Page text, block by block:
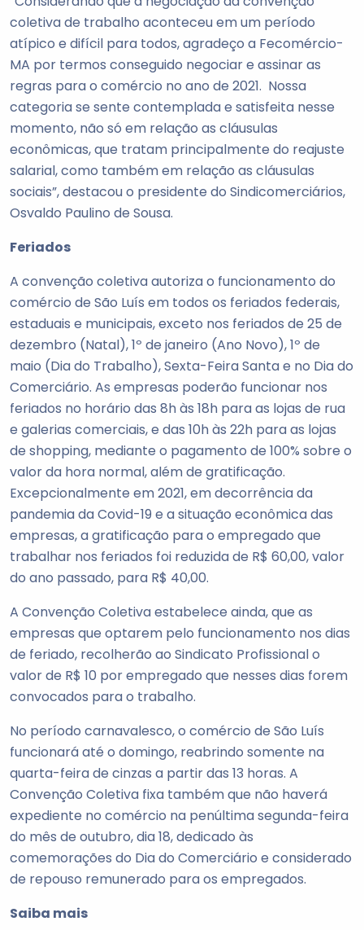
coletiva de trabalho aconteceu em um período
atípico e difícil para todos, agradeço a Fecomércio-
MA por termos conseguido negociar e assinar as
regras para o comércio no ano de 2021. Nossa
categoria se sente contemplada e satisfeita nesse
momento, não só em relação as cláusulas
econômicas, que tratam principalmente do reajuste
salarial, como também em relação as cláusulas
sociais”, destacou o presidente do Sindicomerciários,
Osvaldo Paulino de Sousa.
Feriados
A convenção coletiva autoriza o funcionamento do
comércio de São Luís em todos os feriados federais,
estaduais e municipais, exceto nos feriados de 25 de
dezembro (Natal), 1º de janeiro (Ano Novo), 1º de
maio (Dia do Trabalho), Sexta-Feira Santa e no Dia do
Comerciário. As empresas poderão funcionar nos
feriados no horário das 8h às 18h para as lojas de rua
e galerias comerciais, e das 10h às 22h para as lojas
de shopping, mediante o pagamento de 100% sobre o
valor da hora normal, além de gratificação.
Excepcionalmente em 2021, em decorrência da
pandemia da Covid-19 e a situação econômica das
empresas, a gratificação para o empregado que
trabalhar nos feriados foi reduzida de R$ 60,00, valor
do ano passado, para R$ 40,00.
A Convenção Coletiva estabelece ainda, que as
empresas que optarem pelo funcionamento nos dias
de feriado, recolherão ao Sindicato Profissional o
valor de R$ 10 por empregado que nesses dias forem
convocados para o trabalho.
No período carnavalesco, o comércio de São Luís
funcionará até o domingo, reabrindo somente na
quarta-feira de cinzas a partir das 13 horas. A
Convenção Coletiva fixa também que não haverá
expediente no comércio na penúltima segunda-feira
do mês de outubro, dia 18, dedicado às
comemorações do Dia do Comerciário e considerado
de repouso remunerado para os empregados.
Saiba mais